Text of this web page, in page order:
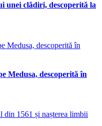
unei clădiri, descoperită la
Medusa, descoperită în